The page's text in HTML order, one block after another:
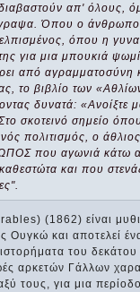
απ' όλους,
Όπου ο
όπου η
για μια μπουκιά
από αγραμματοσύνη
το βιβλίο των
δυνατά: «Ανοίξτε
σκοτεινό σημείο
πολιτισμός, ο
που αγωνιά κάτω
και που
(1862) είναι
Ουγκώ και αποτελεί
του
αρκετών Γάλλων
τους, για μια